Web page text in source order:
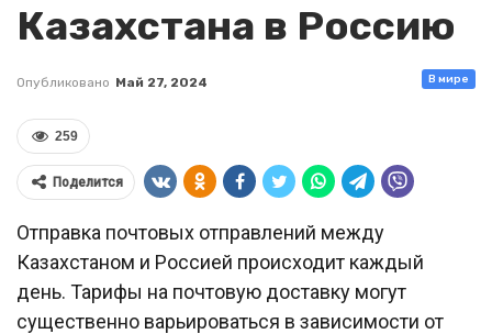
Казахстана в Россию
В мире
Опубликовано Май 27, 2024
259
Поделится
Отправка почтовых отправлений между
Казахстаном и Россией происходит каждый
день. Тарифы на почтовую доставку могут
существенно варьироваться в зависимости от